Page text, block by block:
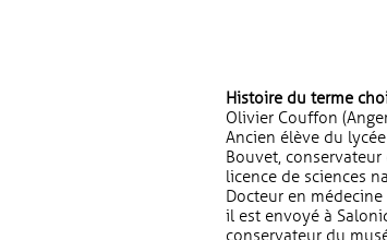
Histoire du terme
Olivier Couffon
Ancien élève du
Bouvet,
licence de sciences
Docteur en
il est envoyé à
conservateur du